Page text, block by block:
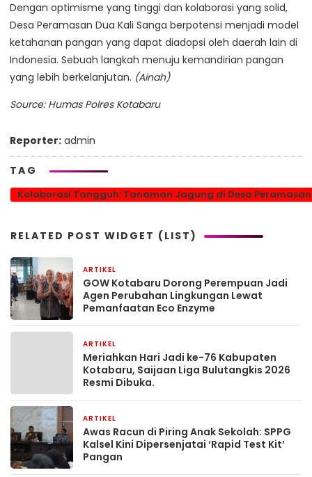
Dengan optimisme yang tinggi dan kolaborasi yang solid,
Desa Peramasan Dua Kali Sanga berpotensi menjadi model
ketahanan pangan yang dapat diadopsi oleh daerah lain di
Indonesia. Sebuah langkah menuju kemandirian pangan
yang lebih berkelanjutan. (Ainah)
Source: Humas Polres Kotabaru
Reporter: admin
TAG
Kolaborasi Tangguh: Tanaman Jagung di Desa
RELATED POST WIDGET (LIST)
ARTIKEL
GOW Kotabaru Dorong Perempuan Jadi
Agen Perubahan Lingkungan Lewat
Pemanfaatan Eco Enzyme
ARTIKEL
Meriahkan Hari Jadi ke-76 Kabupaten
Kotabaru, Saijaan Liga Bulutangkis 2026
Resmi Dibuka.
ARTIKEL
Awas Racun di Piring Anak Sekolah: SPPG
Kalsel Kini Dipersenjatai ‘Rapid Test Kit’
Pangan